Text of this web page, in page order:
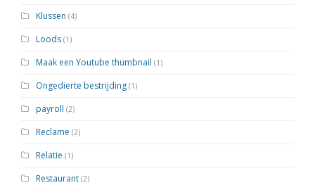
Klussen (4)
Loods (1)
Maak een Youtube thumbnail (1)
Ongedierte bestrijding (1)
payroll (2)
Reclame (2)
Relatie (1)
Restaurant (2)